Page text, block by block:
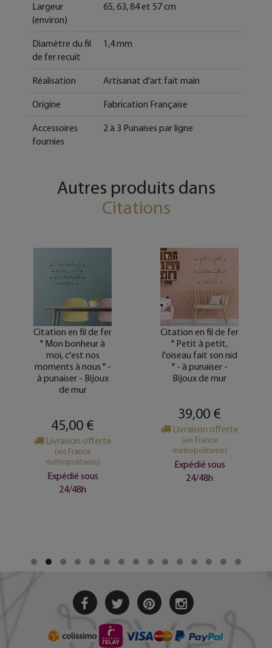
Largeur
(environ)
65, 63, 84 et 57 cm
Diamètre du fil
de fer recuit
1,4 mm
Réalisation Artisanat d'art fait main
Origine Fabrication Française
Accessoires
fournies
2 à 3 Punaises par ligne
Autres produits dans
Citations
Citation en fil de fer
" Mon bonheur à
moi, c'est nos
moments à nous " -
à punaiser - Bijoux
de mur
45,00 €
Livraison offerte
(en France
métropolitaine)
Expédié sous
24/48h
Citation en fil de fer
" Petit à petit,
l'oiseau fait son nid
" - à punaiser -
Bijoux de mur
39,00 €
Livraison offerte
(en France
métropolitaine)
Expédié sous
24/48h